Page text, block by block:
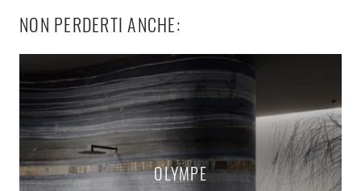
NON PERDERTI ANCHE:
OLYMPE